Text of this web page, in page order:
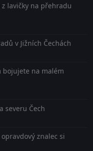
z lavičky na přehradu
v Jižních Čechách
bojujete na malém
severu Čech
znalec si